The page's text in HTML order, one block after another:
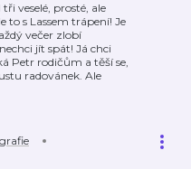
veselé, prosté, ale
to s Lassem trápení! Je
večer zlobí
jít spát! Já chci
Petr rodičům a těší se,
radovánek. Ale